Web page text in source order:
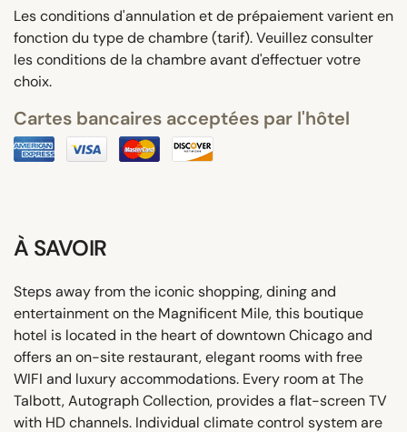
Les conditions d'annulation et de prépaiement varient en
fonction du type de chambre (tarif). Veuillez consulter
les conditions de la chambre avant d'effectuer votre
choix.
Cartes bancaires acceptées par l'hôtel
À SAVOIR
Steps away from the iconic shopping, dining and
entertainment on the Magnificent Mile, this boutique
hotel is located in the heart of downtown Chicago and
offers an on-site restaurant, elegant rooms with free
WIFI and luxury accommodations. Every room at The
Talbott, Autograph Collection, provides a flat-screen TV
with HD channels. Individual climate control system are